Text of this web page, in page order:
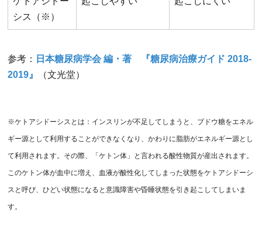
シス（※）
参考：
日本糖尿病学会 編・著 『糖尿病治療ガイド 2018-
2019』
（文光堂）
※ケトアシドーシスとは：インスリンが不足してしまうと、ブドウ糖をエネル
ギー源として利用することができなくなり、かわりに脂肪がエネルギー源とし
て利用されます。その際、「ケトン体」と言われる酸性物質が産出されます。
このケトン体が血中に増え、血液が酸性化してしまった状態をケトアシドーシ
スと呼び、ひどい状態になると意識障害や昏睡状態を引き起こしてしまいま
す。